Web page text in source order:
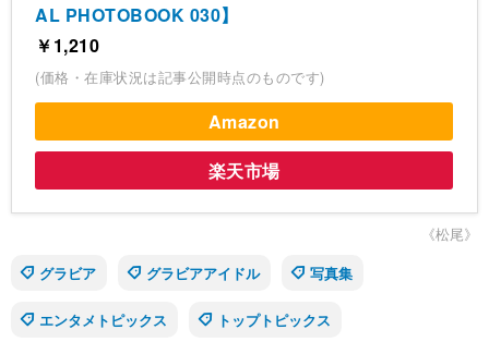
AL PHOTOBOOK 030】
￥1,210
(価格・在庫状況は記事公開時点のものです)
Amazon
楽天市場
《松尾》
グラビア
グラビアアイドル 写真集
エンタメトピックス トップトピックス